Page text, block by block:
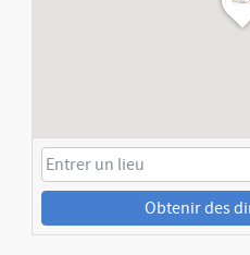
Obtenir des